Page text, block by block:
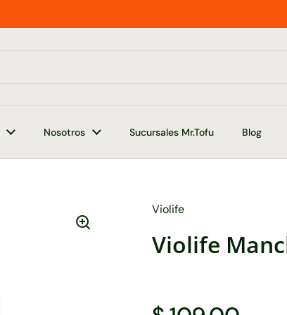
Nosotros Sucursales Mr.Tofu Blog
Violife
Violife